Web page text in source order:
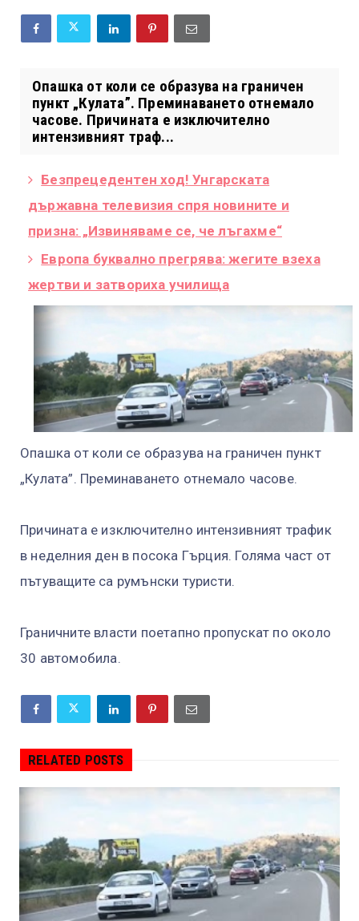
Опашка от коли се образува на граничен
пункт „Кулата”. Преминаването отнемало
часове. Причината е изключително
интензивният траф...
Безпрецедентен ход! Унгарската
държавна телевизия спря новините и
призна: „Извиняваме се, че лъгахме“
Европа буквално прегрява: жегите взеха
жертви и затвориха училища
Опашка от коли се образува на граничен пункт
„Кулата”. Преминаването отнемало часове.
Причината е изключително интензивният трафик
в неделния ден в посока Гърция. Голяма част от
пътуващите са румънски туристи.
Граничните власти поетапно пропускат по около
30 автомобила.
RELATED POSTS